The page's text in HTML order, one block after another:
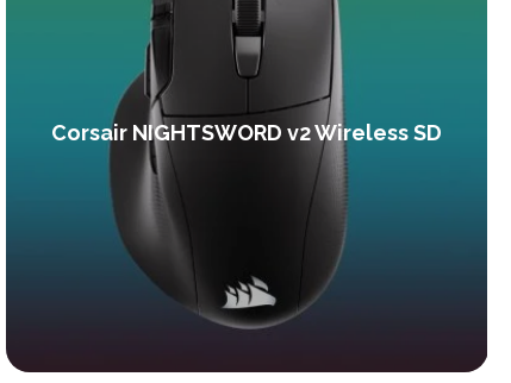
Corsair NIGHTSWORD v2 Wireless SD